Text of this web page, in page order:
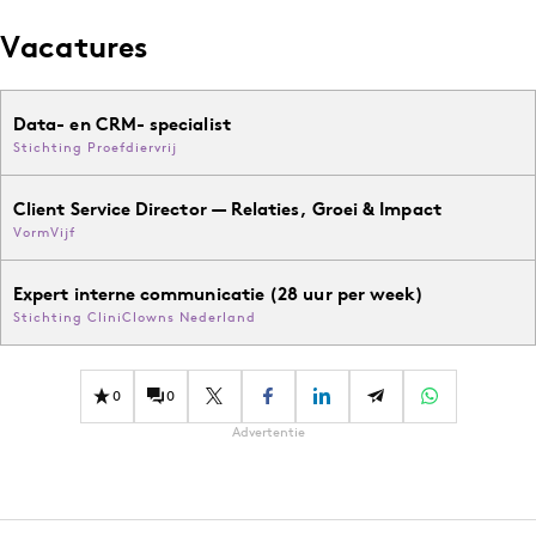
Vacatures
Data- en CRM- specialist
Stichting Proefdiervrij
Client Service Director — Relaties, Groei & Impact
VormVijf
Expert interne communicatie (28 uur per week)
Stichting CliniClowns Nederland
0 0
Advertentie